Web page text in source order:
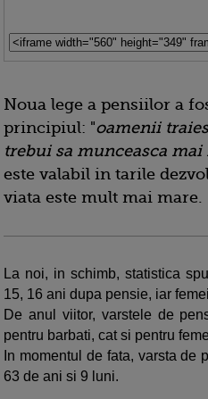
Noua lege a pensiilor a
principiul: "oamenii
trebui sa munceasca mai
este valabil in tarile
viata este mult mai mare.
La noi, in schimb, statistica
15, 16 ani dupa pensie, iar
De anul viitor, varstele de
pentru barbati, cat si pentru
In momentul de fata, varsta de
63 de ani si 9 luni.